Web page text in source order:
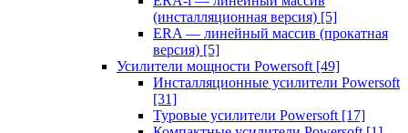
(инсталляционная версия) [5]
ERA — линейный массив (прокатная
версия) [5]
Усилители мощности Powersoft [49]
Инсталляционные усилители Powersoft
[31]
Туровые усилители Powersoft [17]